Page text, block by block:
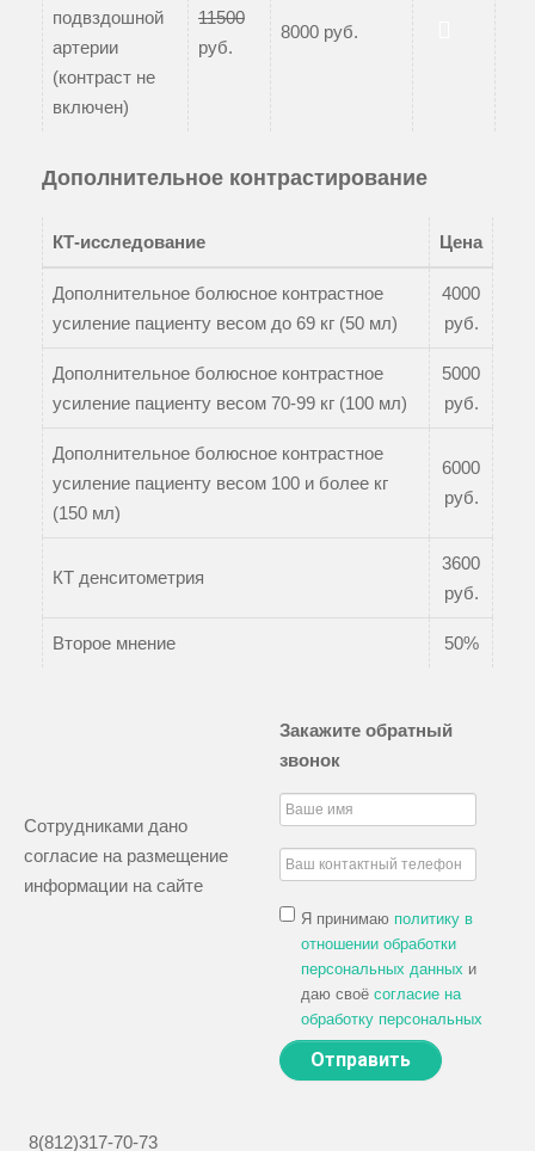
подвздошной
артерии
(контраст не
включен)
11500
руб.
8000 руб.
Дополнительное контрастирование
КТ-исследование Цена
Дополнительное болюсное контрастное
усиление пациенту весом до 69 кг (50 мл)
4000
руб.
Дополнительное болюсное контрастное
усиление пациенту весом 70-99 кг (100 мл)
5000
руб.
Дополнительное болюсное контрастное
усиление пациенту весом 100 и более кг
(150 мл)
6000
руб.
КТ денситометрия
3600
руб.
Второе мнение 50%
Сотрудниками дано
согласие на размещение
информации на сайте
Закажите обратный
звонок
Я принимаю политику в
отношении обработки
персональных данных и
даю своё согласие на
обработку персональных
данных
8(812)317-70-73